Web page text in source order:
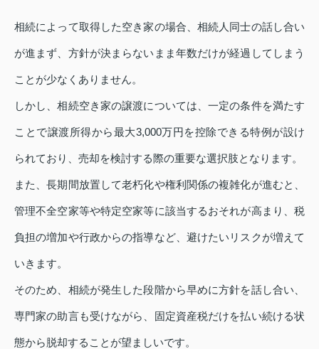
相続によって取得した空き家の場合、相続人同士の話し合い
が進まず、方針が決まらないまま年数だけが経過してしまう
ことが少なくありません。
しかし、相続空き家の譲渡については、一定の条件を満たす
ことで譲渡所得から最大3,000万円を控除できる特例が設け
られており、売却を検討する際の重要な選択肢となります。
また、長期間放置して老朽化や権利関係の複雑化が進むと、
管理不全空家等や特定空家等に該当するおそれが高まり、税
負担の増加や行政からの指導など、避けたいリスクが増えて
いきます。
そのため、相続が発生した段階から早めに方針を話し合い、
専門家の助言も受けながら、固定資産税だけを払い続ける状
態から脱却することが望ましいです。